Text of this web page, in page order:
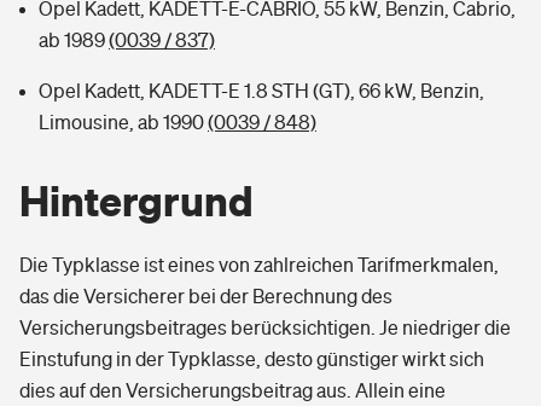
Opel Kadett, KADETT-E-CABRIO, 55 kW, Benzin, Cabrio,
ab 1989(0039 / 837)
Opel Kadett, KADETT-E 1.8 STH (GT), 66 kW, Benzin,
Limousine, ab 1990(0039 / 848)
Hintergrund
Die Typklasse ist eines von zahlreichen Tarifmerkmalen,
das die Versicherer bei der Berechnung des
Versicherungsbeitrages berücksichtigen. Je niedriger die
Einstufung in der Typklasse, desto günstiger wirkt sich
dies auf den Versicherungsbeitrag aus. Allein eine